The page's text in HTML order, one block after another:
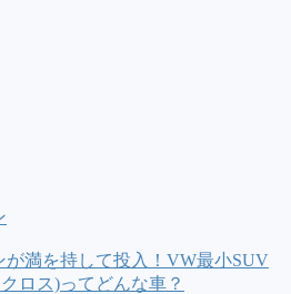
が満を持して投入！VW最小SUV
ロス)ってどんな車？